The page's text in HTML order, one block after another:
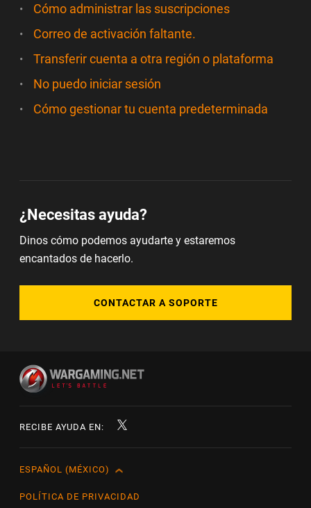
Cómo administrar las suscripciones
Correo de activación faltante.
Transferir cuenta a otra región o plataforma
No puedo iniciar sesión
Cómo gestionar tu cuenta predeterminada
¿Necesitas ayuda?
Dinos cómo podemos ayudarte y estaremos
encantados de hacerlo.
CONTACTAR A SOPORTE
RECIBE AYUDA EN:
English
Čeština
ESPAÑOL (MÉXICO)
POLÍTICA DE PRIVACIDAD